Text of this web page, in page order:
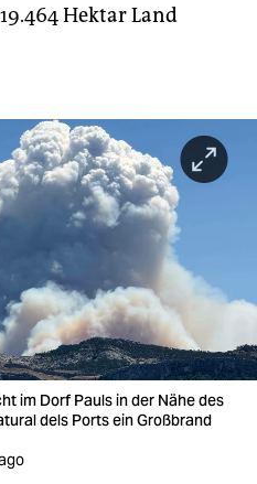
Hektar Land
im Dorf Pauls in der Nähe des
dels Ports ein Großbrand